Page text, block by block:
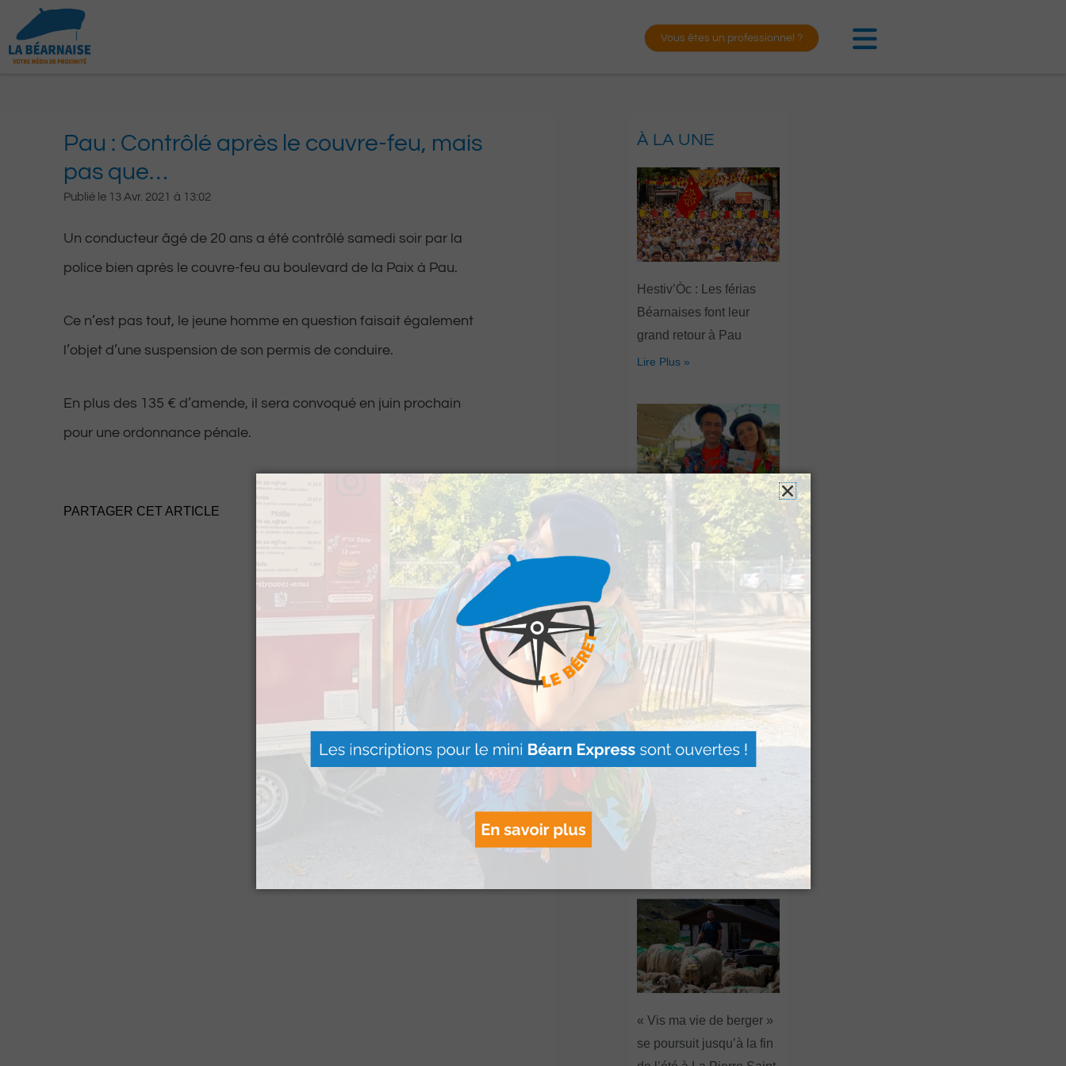
contenu
Vous êtes un professionnel ?
Pau : Contrôlé après le couvre-feu, mais
pas que…
Publié le 13 Avr. 2021 à 13:02
Un conducteur âgé de 20 ans a été contrôlé samedi soir par la
police bien après le couvre-feu au boulevard de la Paix à Pau.
Ce n’est pas tout, le jeune homme en question faisait également
l’objet d’une suspension de son permis de conduire.
En plus des 135 € d’amende, il sera convoqué en juin prochain
pour une ordonnance pénale.
PARTAGER CET ARTICLE
À LA UNE
Hestiv’Òc : Les férias
Béarnaises font leur
grand retour à Pau
Lire Plus »
Le Béret : Un voyage
offert par Version
Voyages pour les grands
gagnants
Lire Plus »
Image Montagne
« Vis ma vie de berger »
se poursuit jusqu’à la fin